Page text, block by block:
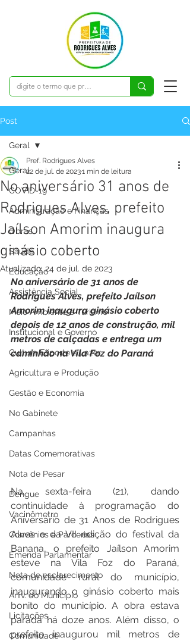
Post
Geral
COVID-19
Administração e Finanças
Obras
Saúde
Educação
Assistência Social
Meio Ambiente e Turismo
Institucional e Governo
Cultura Esporte e Lazer
Agricultura e Produção
Gestão e Economia
No Gabinete
Campanhas
Datas Comemorativas
Nota de Pesar
Dengue
Vacinômetro
Convênios e Parcerias
Emenda Parlamentar
Nota de esclarecimento
Aniv. do Município
Licitações
Comunidade
Geral
No aniversário 31 anos de
Rodrigues Alves, prefeito
Jaílson Amorim inaugura
ginásio coberto
Pref. Rodrigues Alves
22 de jul. de 20231 min de leitura
Atualizado:24 de jul. de 2023
No aniversário de 31 anos de
Rodrigues Alves, prefeito Jaílson
Amorim inaugura ginásio coberto
depois de 12 anos de construção, mil
metros de calçadas e entrega um
caminhão na Vila Foz do Paraná
Na sexta-feira (21), dando
continuidade à programação do
Aniversário de 31 Anos de Rodrigues
Alves e da VII edição do festival da
Banana, o prefeito Jaílson Amorim
esteve na Vila Foz do Paraná,
comunidade rural do município,
inaugurando o ginásio coberto mais
bonito do município. A obra estava
parada há doze anos. Além disso, o
prefeito inaugurou mil metros de